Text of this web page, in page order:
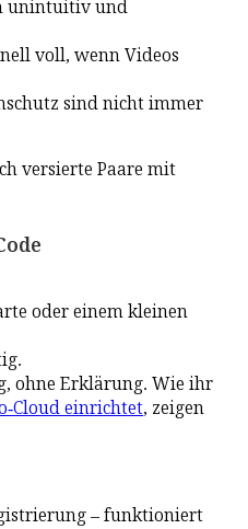
unintuitiv und
voll, wenn Videos
sind nicht immer
versierte Paare mit
oder einem kleinen
ohne Erklärung. Wie ihr
Cloud einrichtet, zeigen
– funktioniert